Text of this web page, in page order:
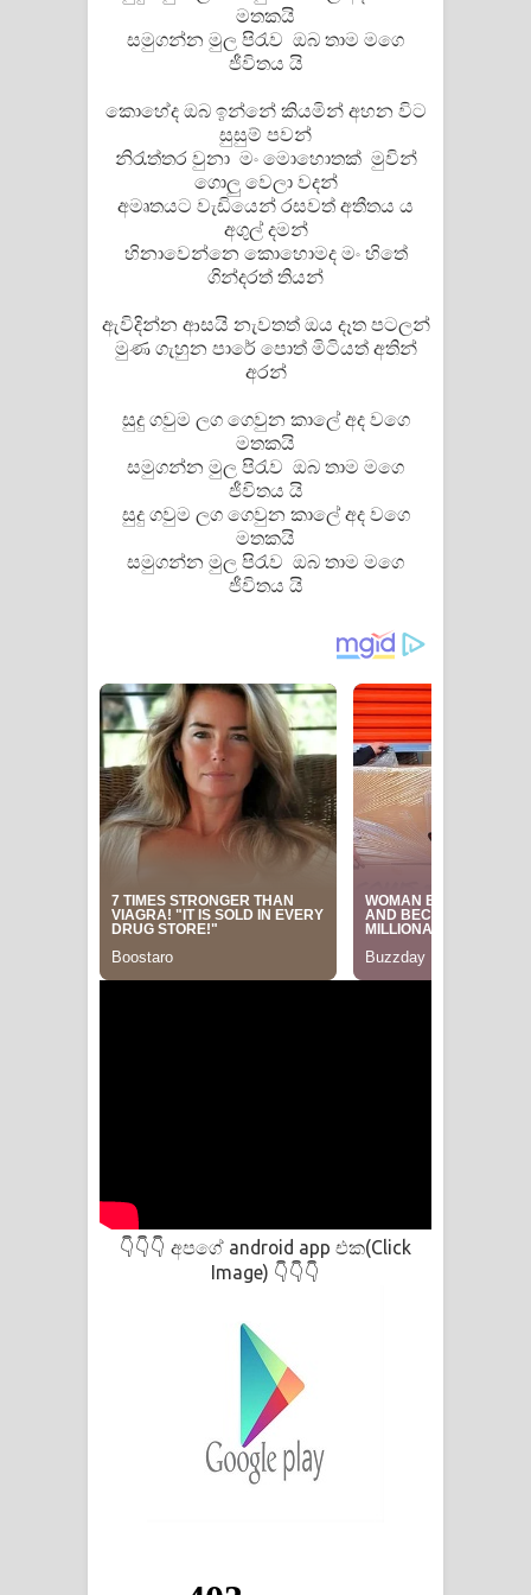
මතකයි
සමුගන්න මුල පිරැව ඔබ තාම මගෙ
ජීවිතය යි
කොහේද ඔබ ඉන්නේ කියමින් අහන විට
සුසුම් පවන්
නිරැත්තර වුනා මං මොහොතක් මුවින්
ගොලු වෙලා වදන්
අමෘතයට වැඩියෙන් රසවත් අතීතය ය
අගුල් දමන්
හිනාවෙන්නෙ කොහොමද මං හිතේ
ගින්දරත් තියන්
ඇවිදින්න ආසයි නැවතත් ඔය දෑත පටලන්
මුණ ගැහුන පාරේ පොත් මිටියත් අතින්
අරන්
සුදු ගවුම ලග ගෙවුන කාලේ අද වගෙ
මතකයි
සමුගන්න මුල පිරැව ඔබ තාම මගෙ
ජීවිතය යි
සුදු ගවුම ලග ගෙවුන කාලේ අද වගෙ
මතකයි
සමුගන්න මුල පිරැව ඔබ තාම මගෙ
ජීවිතය යි
👇👇👇 අපගේ android app එක(Click
Image) 👇👇👇